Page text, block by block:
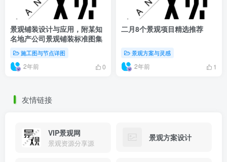
景观铺装设计与应用，附某知
名地产公司景观铺装标准图集
施工图与节点详图
2年前 0
二月8个景观项目精选推荐
景观方案与灵感
2年前 1
友情链接
VIP景观网
景观资源分享源
景观方案设计